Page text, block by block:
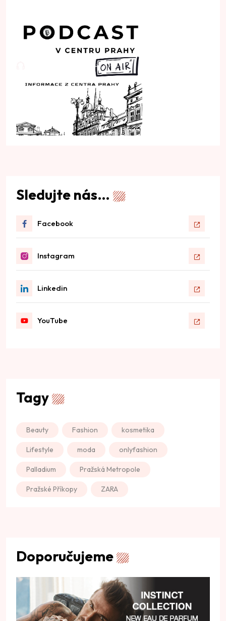
Sledujte nás…
Facebook
Instagram
Linkedin
YouTube
Tagy
Beauty Fashion kosmetika
Lifestyle moda onlyfashion
Palladium Pražská Metropole
Pražské Příkopy ZARA
Doporučujeme